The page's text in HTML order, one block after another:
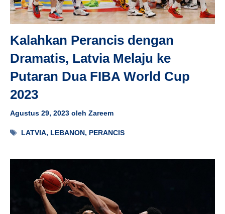
Kalahkan Perancis dengan
Dramatis, Latvia Melaju ke
Putaran Dua FIBA World Cup
2023
Agustus 29, 2023 oleh Zareem
Tag
LATVIA, LEBANON, PERANCIS